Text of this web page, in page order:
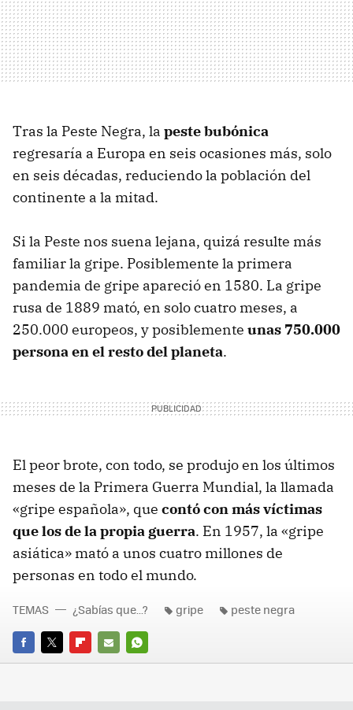
Tras la Peste Negra, la peste bubónica
regresaría a Europa en seis ocasiones más, solo
en seis décadas, reduciendo la población del
continente a la mitad.
Si la Peste nos suena lejana, quizá resulte más
familiar la gripe. Posiblemente la primera
pandemia de gripe apareció en 1580. La gripe
rusa de 1889 mató, en solo cuatro meses, a
250.000 europeos, y posiblemente unas 750.000
persona en el resto del planeta.
El peor brote, con todo, se produjo en los últimos
meses de la Primera Guerra Mundial, la llamada
«gripe española», que contó con más víctimas
que los de la propia guerra. En 1957, la «gripe
asiática» mató a unos cuatro millones de
personas en todo el mundo.
FACEBOOK
TWITTERFLIPBOARD
E-
WHATSAPP
TEMAS ¿Sabías que...? gripe peste negra